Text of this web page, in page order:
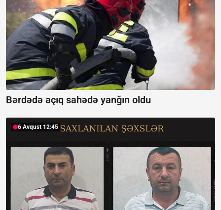
Bərdədə açıq sahədə yanğın oldu
6 Avqust 12:45